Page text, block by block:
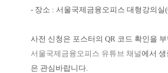
- 장소 : 서울국제금융오피스 대형강의실
사전 신청은 포스터의 QR 코드 확인을
서울국제금융오피스 유튜브 채널에서 생
은 관심바랍니다.